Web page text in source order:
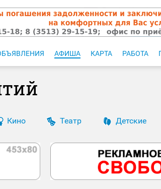
АФИША КАРТА РАБОТА
Кино Театр Детские